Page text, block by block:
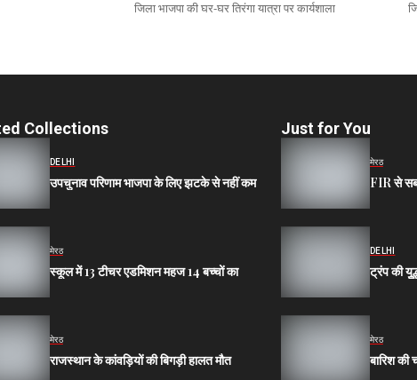
जिला भाजपा की घर-घर तिरंगा यात्रा पर कार्यशाला
Collections
DELHI
उपचुनाव परिणाम भाजपा के लिए झटके से नहीं कम
मेरठ
स्कूल में 13 टीचर एडमिशन महज 14 बच्चों का
मेरठ
राजस्थान के कांवड़ियों की बिगड़ी हालत मौत
Just for You
मेरठ
FIR से
DELHI
ट्रंप की
मेरठ
बारिश की